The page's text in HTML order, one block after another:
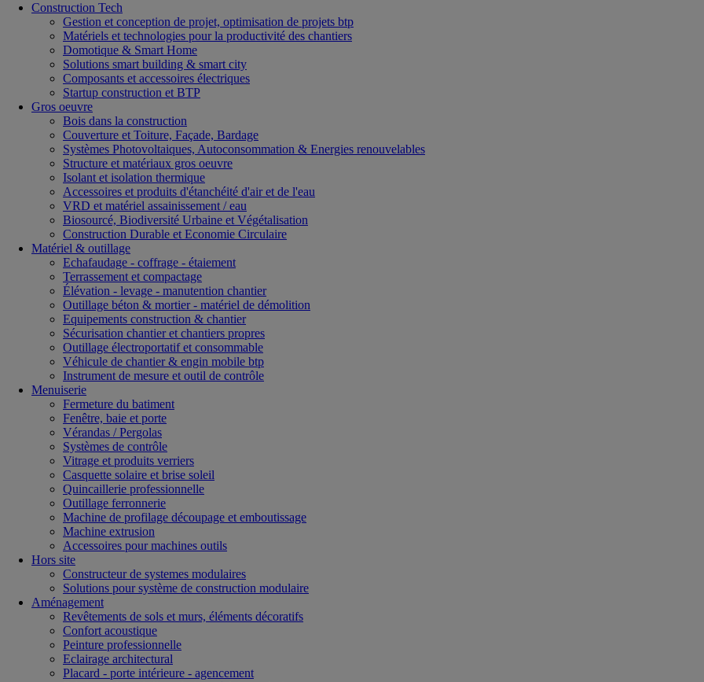
Construction Tech
Gestion et conception de projet, optimisation de projets btp
Matériels et technologies pour la productivité des chantiers
Domotique & Smart Home
Solutions smart building & smart city
Composants et accessoires électriques
Startup construction et BTP
Gros oeuvre
Bois dans la construction
Couverture et Toiture, Façade, Bardage
Systèmes Photovoltaiques, Autoconsommation & Energies renouvelables
Structure et matériaux gros oeuvre
Isolant et isolation thermique
Accessoires et produits d'étanchéité d'air et de l'eau
VRD et matériel assainissement / eau
Biosourcé, Biodiversité Urbaine et Végétalisation
Construction Durable et Economie Circulaire
Matériel & outillage
Echafaudage - coffrage - étaiement
Terrassement et compactage
Élévation - levage - manutention chantier
Outillage béton & mortier - matériel de démolition
Equipements construction & chantier
Sécurisation chantier et chantiers propres
Outillage électroportatif et consommable
Véhicule de chantier & engin mobile btp
Instrument de mesure et outil de contrôle
Menuiserie
Fermeture du batiment
Fenêtre, baie et porte
Vérandas / Pergolas
Systèmes de contrôle
Vitrage et produits verriers
Casquette solaire et brise soleil
Quincaillerie professionnelle
Outillage ferronnerie
Machine de profilage découpage et emboutissage
Machine extrusion
Accessoires pour machines outils
Hors site
Constructeur de systemes modulaires
Solutions pour système de construction modulaire
Aménagement
Revêtements de sols et murs, éléments décoratifs
Confort acoustique
Peinture professionnelle
Eclairage architectural
Placard - porte intérieure - agencement